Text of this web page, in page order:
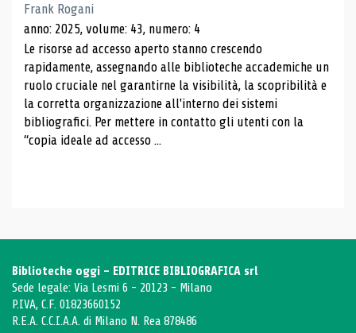
Frank Rogani
anno: 2025, volume: 43, numero: 4
Le risorse ad accesso aperto stanno crescendo
rapidamente, assegnando alle biblioteche accademiche un
ruolo cruciale nel garantirne la visibilità, la scopribilità e
la corretta organizzazione all'interno dei sistemi
bibliografici. Per mettere in contatto gli utenti con la
“copia ideale ad accesso ...
Biblioteche oggi - EDITRICE BIBLIOGRAFICA srl
Sede legale: Via Lesmi 6 - 20123 - Milano
P.IVA, C.F. 01823660152
R.E.A. C.C.I.A.A. di Milano N. Rea 878486